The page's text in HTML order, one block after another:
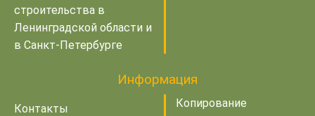
строительства в
Ленинградской области и
в Санкт-Петербурге
Информация
Контакты
Копирование